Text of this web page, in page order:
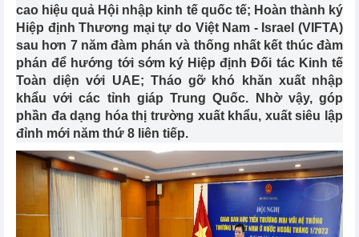
cao hiệu quả Hội nhập kinh tế quốc tế; Hoàn thành ký
Hiệp định Thương mại tự do Việt Nam - Israel (VIFTA)
sau hơn 7 năm đàm phán và thống nhất kết thúc đàm
phán để hướng tới sớm ký Hiệp định Đối tác Kinh tế
Toàn diện với UAE; Tháo gỡ khó khăn xuất nhập
khẩu với các tỉnh giáp Trung Quốc. Nhờ vậy, góp
phần đa dạng hóa thị trường xuất khẩu, xuất siêu lập
đỉnh mới năm thứ 8 liên tiếp.